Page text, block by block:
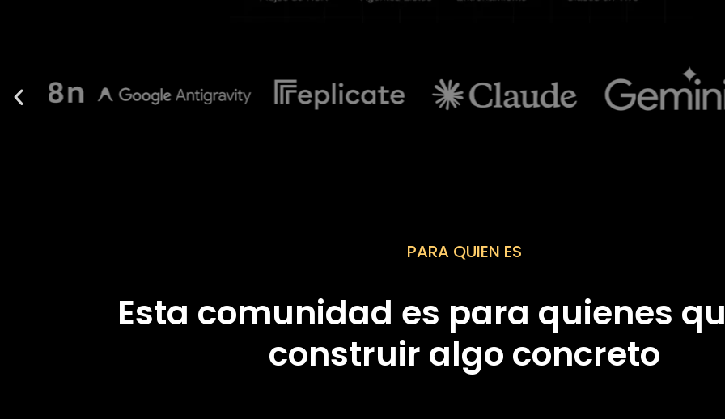
PARA QUIEN ES
Esta comunidad es para quienes
construir algo concreto